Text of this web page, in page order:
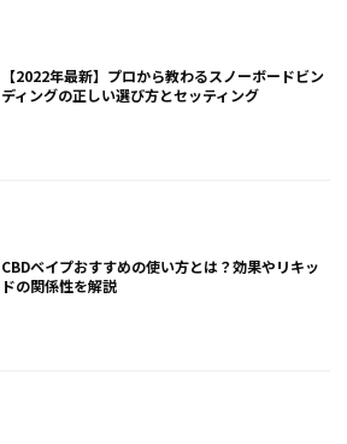
【2022年最新】プロから教わるスノーボードビン
ディングの正しい選び方とセッティング
CBDベイプおすすめの使い方とは？効果やリキッ
ドの関係性を解説